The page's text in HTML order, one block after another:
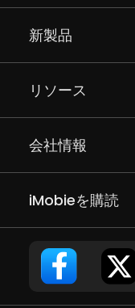
新製品
リソース
会社情報
iMobieを購読